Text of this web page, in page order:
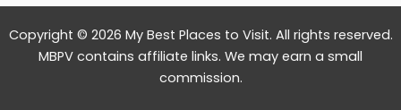
Copyright © 2026 My Best Places to Visit. All rights reserved.
MBPV contains affiliate links. We may earn a small
commission.